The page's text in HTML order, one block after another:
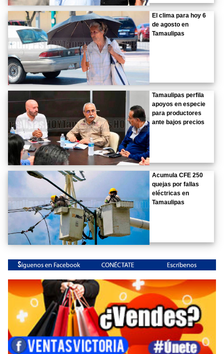
El clima para hoy 6
de agosto en
Tamaulipas
Tamaulipas perfila
apoyos en especie
para productores
ante bajos precios
Acumula CFE 250
quejas por fallas
eléctricas en
Tamaulipas